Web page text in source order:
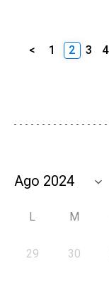
< 1 2 3 4
L M
29 30